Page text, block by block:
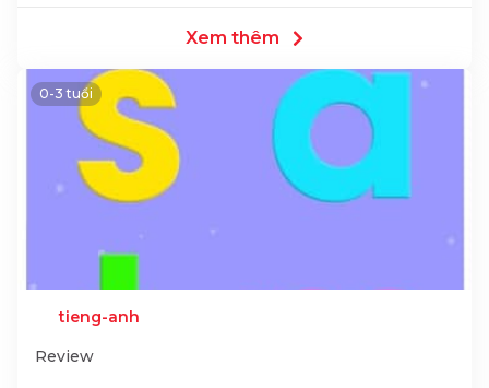
Xem thêm
0-3 tuổi
tieng-anh
Review